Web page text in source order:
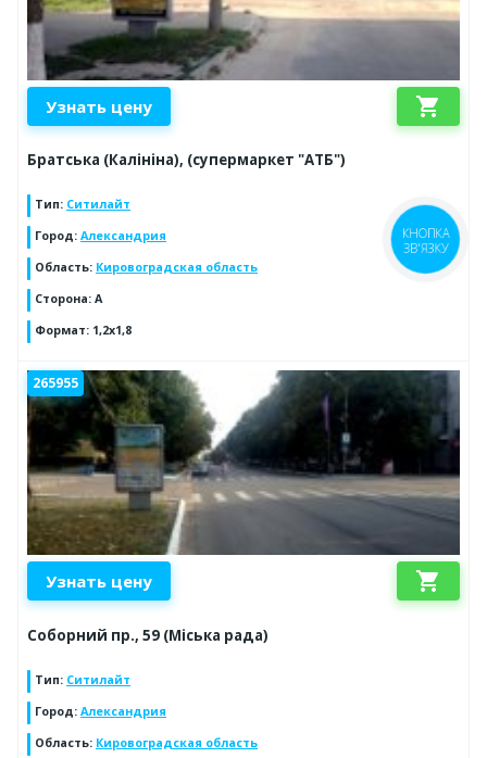
Узнать цену shopping_cart
Братська (Калініна), (супермаркет "АТБ")
Тип: Ситилайт
Город: Александрия
Область: Кировоградская область
Сторона: А
Формат: 1,2х1,8
265955
Узнать цену shopping_cart
Соборний пр., 59 (Міська рада)
Тип: Ситилайт
Город: Александрия
Область: Кировоградская область